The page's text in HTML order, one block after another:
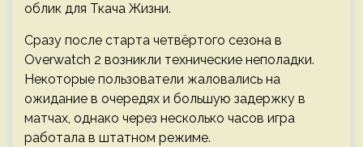
облик для Ткача Жизни.
Сразу после старта четвёртого сезона в
Overwatch 2 возникли технические неполадки.
Некоторые пользователи жаловались на
ожидание в очередях и большую задержку в
матчах, однако через несколько часов игра
работала в штатном режиме.